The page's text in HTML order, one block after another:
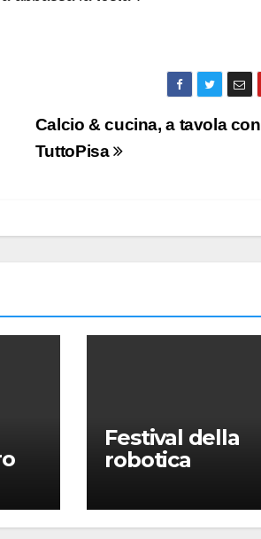
Calcio & cucina, a tavola con
TuttoPisa
di
Festival della
robotica